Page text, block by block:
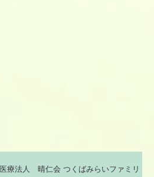
療法人 晴仁会 つくばみらいファミリ